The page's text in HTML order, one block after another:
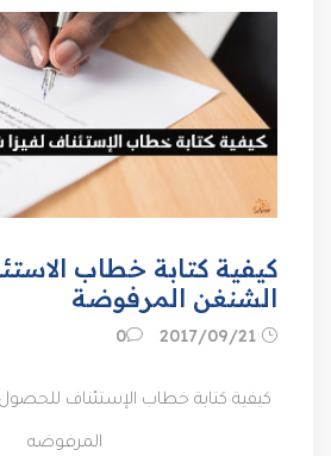
كيفية كتابة خطاب
الشنغن المرفوضة
0
كيفية كتابة خطاب الإستئناف
المرفوضه